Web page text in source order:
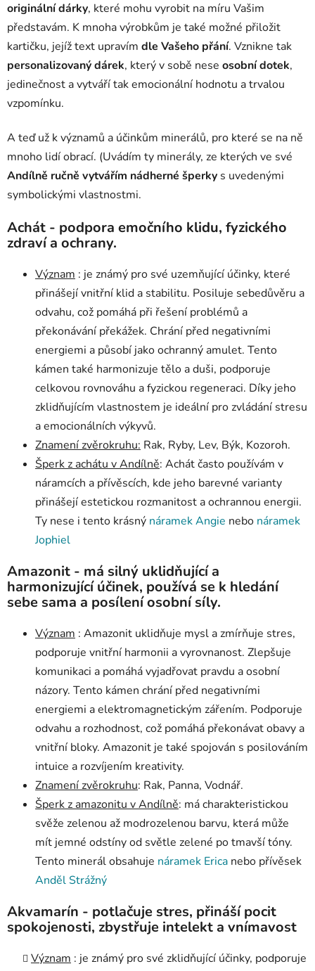
originální dárky, které mohu vyrobit na míru Vašim
představám. K mnoha výrobkům je také možné přiložit
kartičku, jejíž text upravím dle Vašeho přání. Vznikne tak
personalizovaný dárek, který v sobě nese osobní dotek,
jedinečnost a vytváří tak emocionální hodnotu a trvalou
vzpomínku.
A teď už k významů a účinkům minerálů, pro které se na ně
mnoho lidí obrací. (Uvádím ty minerály, ze kterých ve své
Andílně ručně vytvářím nádherné šperky s uvedenými
symbolickými vlastnostmi.
Achát - podpora emočního klidu, fyzického
zdraví a ochrany.
Význam : je známý pro své uzemňující účinky, které
přinášejí vnitřní klid a stabilitu. Posiluje sebedůvěru a
odvahu, což pomáhá při řešení problémů a
překonávání překážek. Chrání před negativními
energiemi a působí jako ochranný amulet. Tento
kámen také harmonizuje tělo a duši, podporuje
celkovou rovnováhu a fyzickou regeneraci. Díky jeho
zklidňujícím vlastnostem je ideální pro zvládání stresu
a emocionálních výkyvů.
Znamení zvěrokruhu: Rak, Ryby, Lev, Býk, Kozoroh.
Šperk z achátu v Andílně: Achát často používám v
náramcích a přívěscích, kde jeho barevné varianty
přinášejí estetickou rozmanitost a ochrannou energii.
Ty nese i tento krásný náramek Angie nebo náramek
Jophiel
Amazonit - má silný uklidňující a
harmonizující účinek, používá se k hledání
sebe sama a posílení osobní síly.
Význam : Amazonit uklidňuje mysl a zmírňuje stres,
podporuje vnitřní harmonii a vyrovnanost. Zlepšuje
komunikaci a pomáhá vyjadřovat pravdu a osobní
názory. Tento kámen chrání před negativními
energiemi a elektromagnetickým zářením. Podporuje
odvahu a rozhodnost, což pomáhá překonávat obavy a
vnitřní bloky. Amazonit je také spojován s posilováním
intuice a rozvíjením kreativity.
Znamení zvěrokruhu: Rak, Panna, Vodnář.
Šperk z amazonitu v Andílně: má charakteristickou
svěže zelenou až modrozelenou barvu, která může
mít jemné odstíny od světle zelené po tmavší tóny.
Tento minerál obsahuje náramek Erica nebo přívěsek
Anděl Strážný
Akvamarín - potlačuje stres, přináší pocit
spokojenosti, zbystřuje intelekt a vnímavost
Význam : je známý pro své zklidňující účinky, podporuje